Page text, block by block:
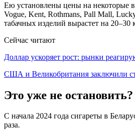
Ею установлены цены на некоторые
Vogue, Kent, Rothmans, Pall Mall,
табачных изделий вырастет на 20–30
Сейчас читают
Доллар ускоряет рост: рынки
США и Великобритания заключили
Это уже не остановить?
С начала 2024 года сигареты в
раза.